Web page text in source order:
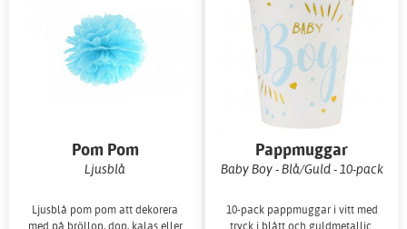
Pom Pom
Ljusblå
Ljusblå pom pom att dekorera
med på bröllop, dop, kalas eller
Pappmuggar
Baby Boy - Blå/Guld - 10-pack
10-pack pappmuggar i vitt med
tryck i blått och guldmetallic.